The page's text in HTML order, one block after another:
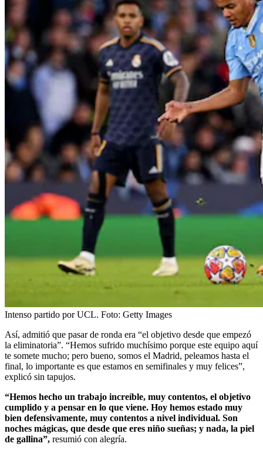
Intenso partido por UCL. Foto: Getty Images
Así, admitió que pasar de ronda era “el objetivo desde que empezó
la eliminatoria”. “Hemos sufrido muchísimo porque este equipo aquí
te somete mucho; pero bueno, somos el Madrid, peleamos hasta el
final, lo importante es que estamos en semifinales y muy felices”,
explicó sin tapujos.
“Hemos hecho un trabajo increíble, muy contentos, el objetivo
cumplido y a pensar en lo que viene. Hoy hemos estado muy
bien defensivamente, muy contentos a nivel individual. Son
noches mágicas, que desde que eres niño sueñas; y nada, la piel
de gallina”, resumió con alegría.